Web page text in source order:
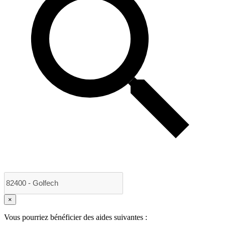
×
Vous pourriez bénéficier des aides suivantes :